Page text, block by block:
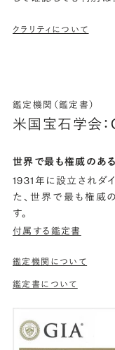
クラリティについて
鑑定機関（鑑定書）
米国宝石学会
世界で最も権威のあ
1931年に設立されダ
た、世界で最も権威
す。
付属する鑑定書
鑑定機関について
鑑定書について